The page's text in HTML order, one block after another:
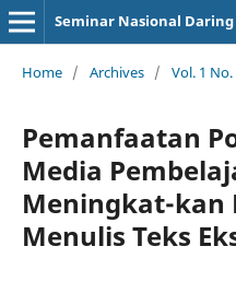
Seminar Nasional
Home / Archives / Vol. 1
Pemanfaatan
Media
Meningkat-kan
Menulis Teks